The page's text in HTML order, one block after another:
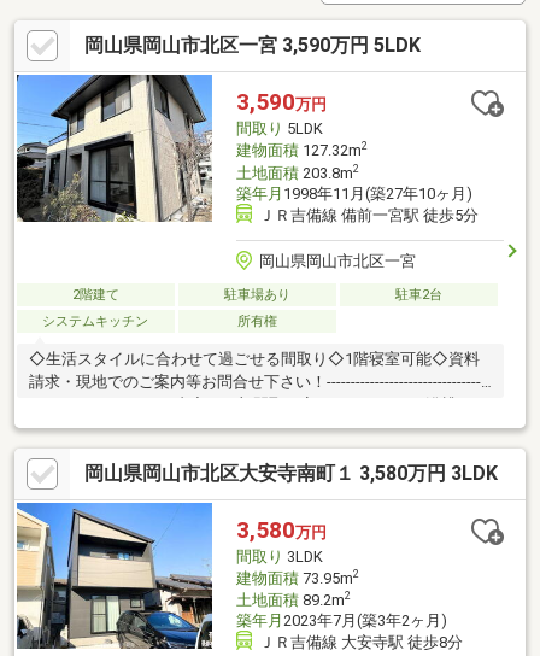
岡山県岡山市北区一宮 3,590万円 5LDK
3,590万円
間取り 5LDK
建物面積127.32m2
土地面積203.8m2
築年月 1998年11月(築27年10ヶ月)
ＪＲ吉備線 備前一宮駅 徒歩5分
岡山県岡山市北区一宮
2階建て 駐車場あり
駐車2台
システムキッチン
所有権
◇生活スタイルに合わせて過ごせる間取り◇1階寝室可能◇資料
請求・現地でのご案内等お問合せ下さい！----------------------------------
イレ、洗面台、給湯器、照明器具、一部建具交換 ・フロア重
張・クロス、網戸張替え・防蟻処理・外構工事・宅配ボックス付
ポスト設置・ハウスクリーニング他《住宅ローンシュミレーショ
ン》例）借入3590万円 中国銀行 全期間固定（2.95％） 期間
35年の場合◎月々137161円※購入・借入には別途諸費用が必要で
す※上記は8月現時点の金利
岡山県岡山市北区大安寺南町１ 3,580万円 3LDK
3,580万円
間取り 3LDK
建物面積73.95m2
土地面積89.2m2
築年月 2023年7月(築3年2ヶ月)
ＪＲ吉備線 大安寺駅 徒歩8分